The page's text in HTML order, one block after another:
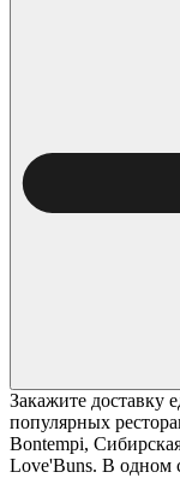
Закажите доставку
популярных
Bontempi,
Love'Buns. В одном